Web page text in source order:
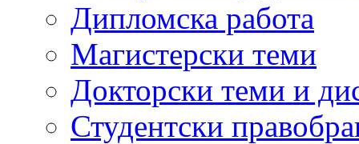
Дипломска работа
Магистерски теми
Докторски теми и
Студентски